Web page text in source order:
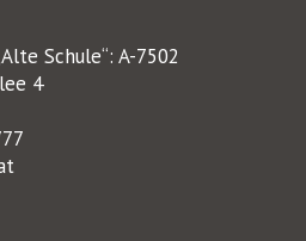
Schule“: A-7502
4